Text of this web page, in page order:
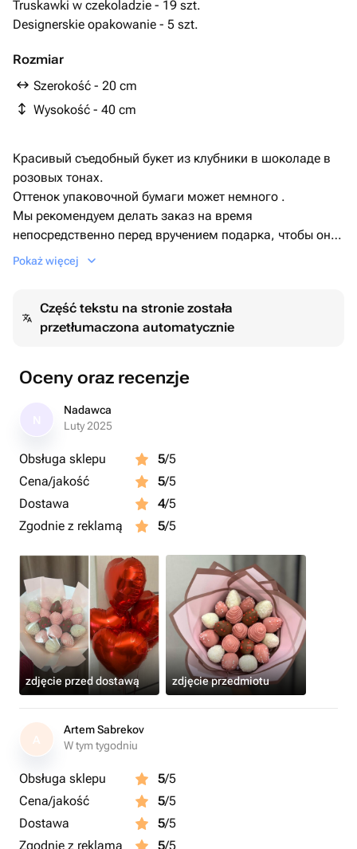
Truskawki w czekoladzie - 19 szt.
Designerskie opakowanie - 5 szt.
Rozmiar
Szerokość - 20 cm
Wysokość - 40 cm
Красивый съедобный букет из клубники в шоколаде в
розовых тонах.
Оттенок упаковочной бумаги может немного .
Мы рекомендуем делать заказ на время
непосредственно перед вручением подарка, чтобы он
был максимально свежим.
шпажек (температура хранения+ 2,+ 4)
Pokaż więcej
Część tekstu na stronie została
przetłumaczona automatycznie
Oceny oraz recenzje
Nadawca
Luty 2025
Obsługa sklepu 5/5
Cena/jakość
5/5
Dostawa
4/5
Zgodnie z reklamą
5/5
zdjęcie przed dostawą zdjęcie przedmiotu
A
Artem Sabrekov
W tym tygodniu
Obsługa sklepu 5/5
Cena/jakość
5/5
Dostawa
5/5
Zgodnie z reklamą
5/5